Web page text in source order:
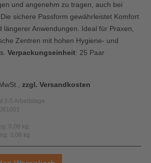
und angenehm zu tragen, auch bei
sichere Passform gewährleistet Komfort
längerer Anwendungen. Ideal für Praxen,
Zentren mit hohen Hygiene‑ und
Verpackungseinheit: 25 Paar
zzgl. Versandkosten
3-5 Arbeitstage.
0,08 kg
0,08 kg